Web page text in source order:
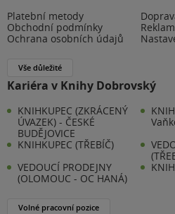
Platební metody
Obchodní podmínky
Ochrana osobních údajů
Vše důležité
Kariéra v Knihy Dobrovský
KNIHKUPEC (ZKRÁCENÝ
ÚVAZEK) - ČESKÉ
BUDĚJOVICE
KNIHKUPEC (TŘEBÍČ)
VEDOUCÍ PRODEJNY
(OLOMOUC - OC HANÁ)
Volné pracovní pozice